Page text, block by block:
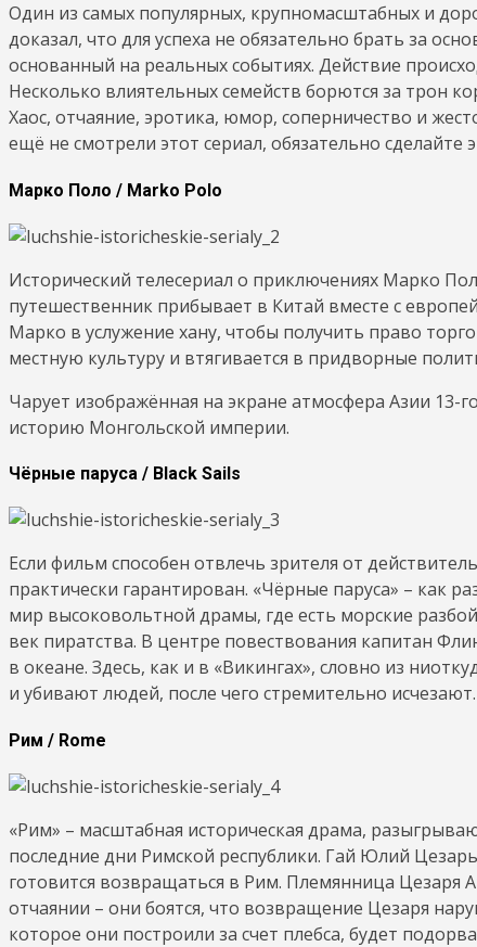
Один из самых популярных, крупномасштабных и
доказал, что для успеха не обязательно брать за
основанный на реальных событиях. Действие
Несколько влиятельных семейств борются за трон
Хаос, отчаяние, эротика, юмор, соперничество и
ещё не смотрели этот сериал, обязательно сделайте
Марко Поло / Marko Polo
Исторический телесериал о приключениях Марко
путешественник прибывает в Китай вместе с
Марко в услужение хану, чтобы получить право
местную культуру и втягивается в придворные
Чарует изображённая на экране атмосфера Азии 13-
историю Монгольской империи.
Чёрные паруса / Black Sails
Если фильм способен отвлечь зрителя от
практически гарантирован. «Чёрные паруса» – как
мир высоковольтной драмы, где есть морские
век пиратства. В центре повествования капитан
в океане. Здесь, как и в «Викингах», словно из
и убивают людей, после чего стремительно исчезают.
Рим / Rome
«Рим» – масштабная историческая драма,
последние дни Римской республики. Гай Юлий
готовится возвращаться в Рим. Племянница Цезаря
отчаянии – они боятся, что возвращение Цезаря
которое они построили за счет плебса, будет